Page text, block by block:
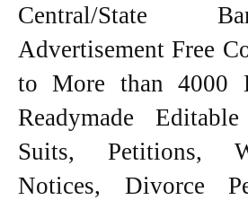
Central/State
Advertisement Free
to More than 4000
Readymade
Suits, Petitions,
Notices, Divorce